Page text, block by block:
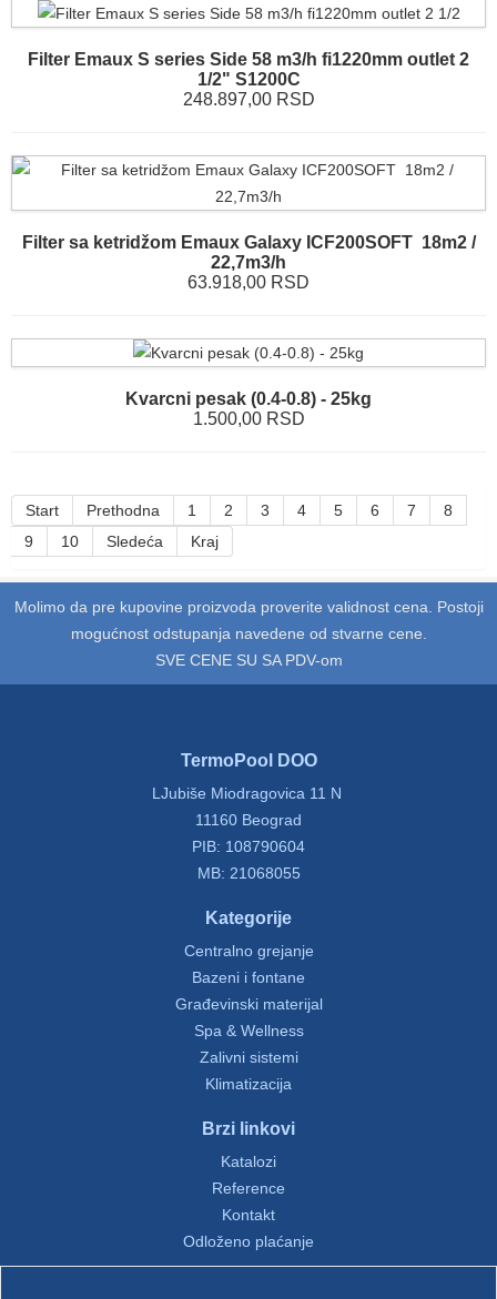
Filter Emaux S series Side 58 m3/h fi1220mm outlet 2
1/2" S1200C
248.897,00 RSD
Filter sa ketridžom Emaux Galaxy ICF200SOFT 18m2 /
22,7m3/h
63.918,00 RSD
Kvarcni pesak (0.4-0.8) - 25kg
1.500,00 RSD
Start Prethodna 1 2 3 4 5 6 7
8
9
10 Sledeća Kraj
Molimo da pre kupovine proizvoda proverite validnost cena. Postoji
mogućnost odstupanja navedene od stvarne cene.
SVE CENE SU SA PDV-om
TermoPool DOO
LJubiše Miodragovica 11 N
11160 Beograd
PIB: 108790604
MB: 21068055
Kategorije
Centralno grejanje
Bazeni i fontane
Građevinski materijal
Spa & Wellness
Zalivni sistemi
Klimatizacija
Brzi linkovi
Katalozi
Reference
Kontakt
Odloženo plaćanje